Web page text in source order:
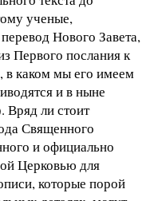
ученые,
Нового Завета,
Первого послания к
в каком мы его имеем
и в ныне
Вряд ли стоит
Священного
и официально
Церковью для
которые порой